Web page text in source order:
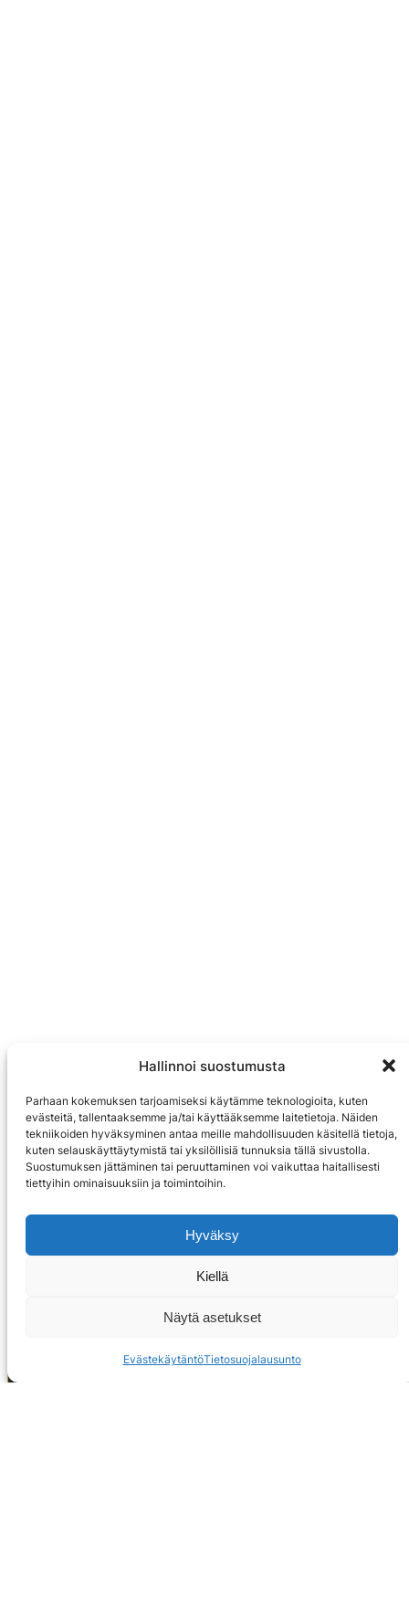
Hallinnoi suostumusta
Parhaan kokemuksen tarjoamiseksi käytämme teknologioita, kuten
evästeitä, tallentaaksemme ja/tai käyttääksemme laitetietoja. Näiden
tekniikoiden hyväksyminen antaa meille mahdollisuuden käsitellä tietoja,
kuten selauskäyttäytymistä tai yksilöllisiä tunnuksia tällä sivustolla.
Suostumuksen jättäminen tai peruuttaminen voi vaikuttaa haitallisesti
tiettyihin ominaisuuksiin ja toimintoihin.
Hyväksy
Kiellä
Näytä asetukset
EvästekäytäntöTietosuojalausunto
OTA YHTEYTTÄ